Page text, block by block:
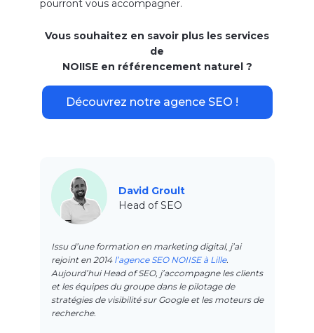
pourront vous accompagner.
Vous souhaitez en savoir plus les services
de
NOIISE en référencement naturel ?
Découvrez notre agence SEO !
David Groult
Head of SEO
Issu d’une formation en marketing digital, j’ai
rejoint en 2014 l’agence SEO NOIISE à Lille.
Aujourd’hui Head of SEO, j’accompagne les clients
et les équipes du groupe dans le pilotage de
stratégies de visibilité sur Google et les moteurs de
recherche.